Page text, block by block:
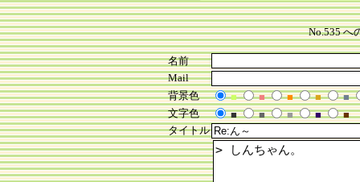
No.535 へ
名前
Mail
背景色
■ ■ ■ ■
■
文字色
■ ■ ■ ■
■
タイトル